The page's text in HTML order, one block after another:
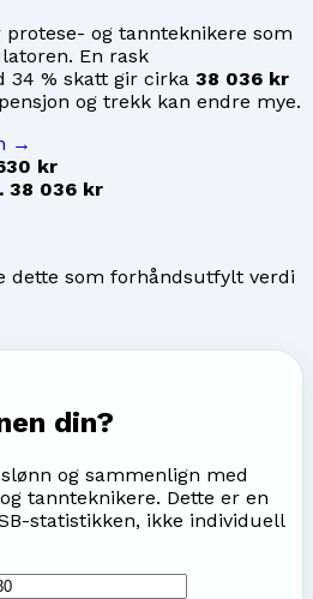
protese- og tannteknikere som
En rask
34 % skatt gir cirka 38 036 kr
og trekk kan endre mye.
→
kr
38 036 kr
dette som forhåndsutfylt verdi
din?
og sammenlign med
tannteknikere. Dette er en
statistikken, ikke individuell